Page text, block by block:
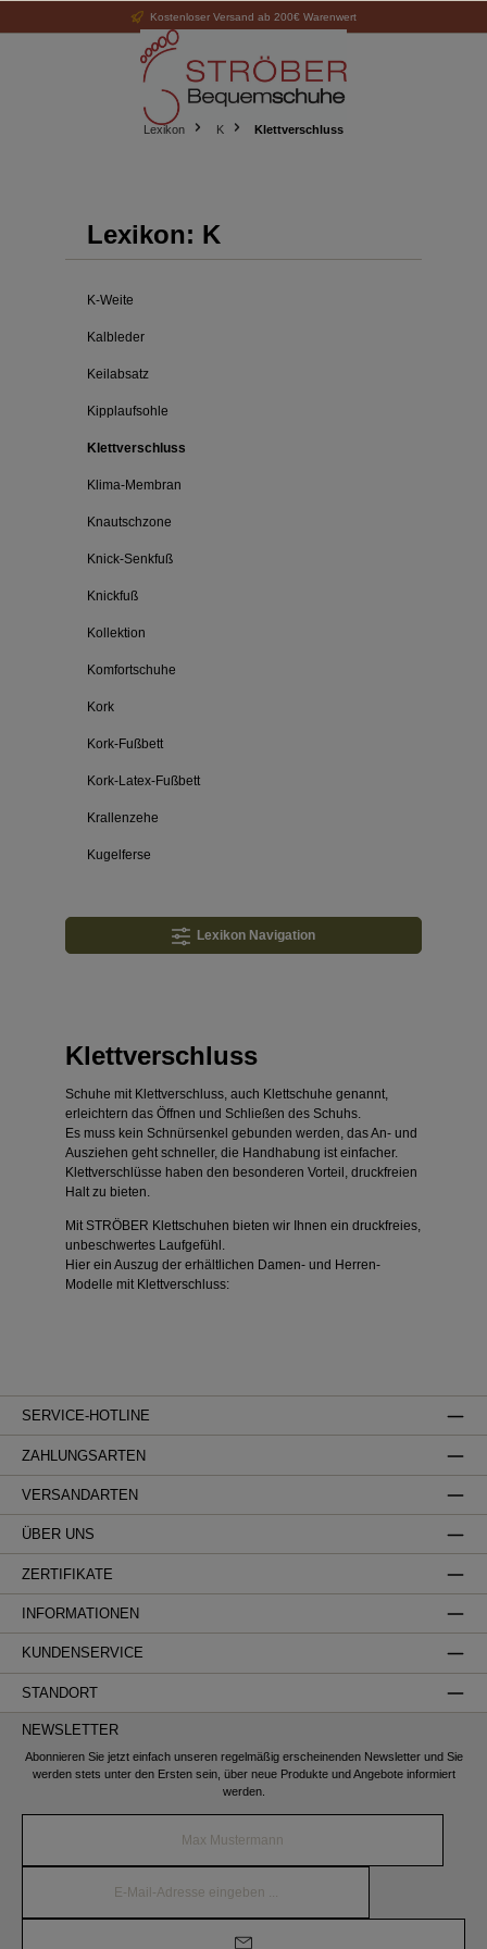
Kostenloser Versand ab 200€ Warenwert
Lexikon K Klettverschluss
Lexikon: K
K-Weite
Kalbleder
Keilabsatz
Kipplaufsohle
Klettverschluss
Klima-Membran
Knautschzone
Knick-Senkfuß
Knickfuß
Kollektion
Komfortschuhe
Kork
Kork-Fußbett
Kork-Latex-Fußbett
Krallenzehe
Kugelferse
Lexikon Navigation
Klettverschluss
Schuhe mit Klettverschluss, auch Klettschuhe genannt,
erleichtern das Öffnen und Schließen des Schuhs.
Es muss kein Schnürsenkel gebunden werden, das An- und
Ausziehen geht schneller, die Handhabung ist einfacher.
Klettverschlüsse haben den besonderen Vorteil, druckfreien
Halt zu bieten.
Mit STRÖBER Klettschuhen bieten wir Ihnen ein druckfreies,
unbeschwertes Laufgefühl.
Hier ein Auszug der erhältlichen Damen- und Herren-
Modelle mit Klettverschluss:
SERVICE-HOTLINE
ZAHLUNGSARTEN
VERSANDARTEN
ÜBER UNS
ZERTIFIKATE
INFORMATIONEN
KUNDENSERVICE
STANDORT
NEWSLETTER
Abonnieren Sie jetzt einfach unseren regelmäßig erscheinenden Newsletter und Sie
werden stets unter den Ersten sein, über neue Produkte und Angebote informiert
werden.
Mail-